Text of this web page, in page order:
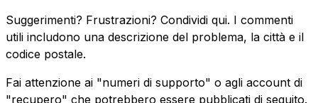
Suggerimenti? Frustrazioni? Condividi qui. I commenti
utili includono una descrizione del problema, la città e il
codice postale.
Fai attenzione ai "numeri di supporto" o agli account di
"recupero" che potrebbero essere pubblicati di seguito.